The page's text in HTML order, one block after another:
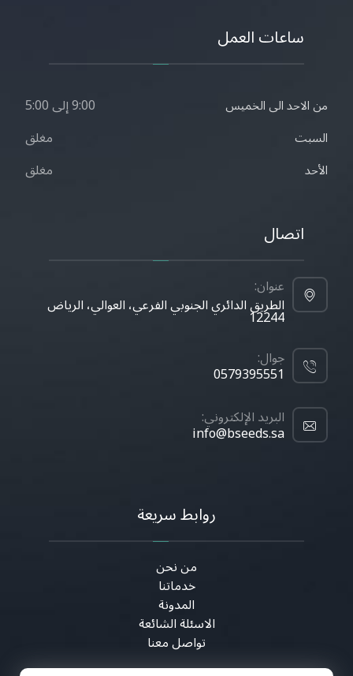
ساعات العمل
من الاحد الى الخميس 9:00 إلى 5:00
السبت مغلق
الأحد مغلق
اتصال
عنوان:
الطريق الدائري الجنوبي الفرعي، العوالي، الرياض
12244
جوال:
0579395551
البريد الإلكتروني:
info@bseeds.sa
روابط سريعة
من نحن
خدماتنا
المدونة
الاسئلة الشائعة
تواصل معنا